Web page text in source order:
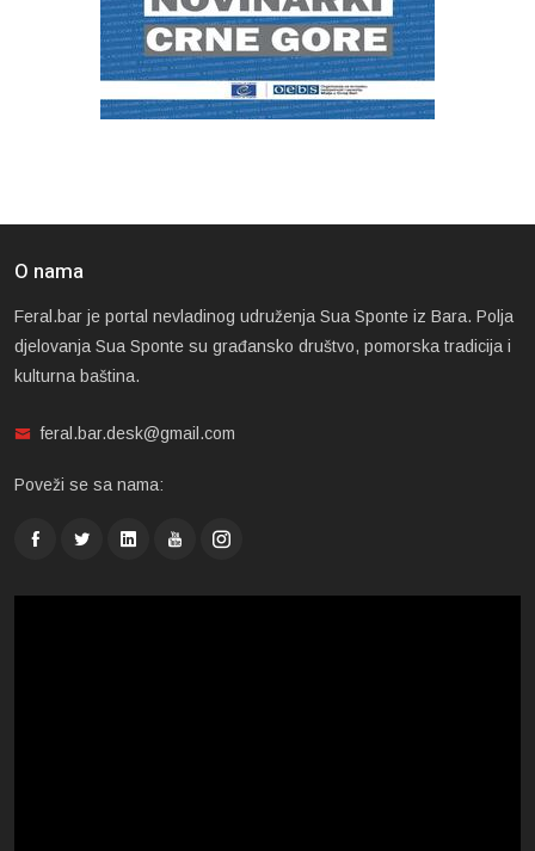
O nama
Feral.bar je portal nevladinog udruženja Sua Sponte iz Bara. Polja
djelovanja Sua Sponte su građansko društvo, pomorska tradicija i
kulturna baština.
feral.bar.desk@gmail.com
Poveži se sa nama: